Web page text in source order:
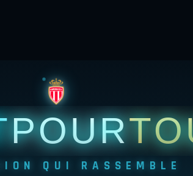
POUR
QUI RASSEMBLE